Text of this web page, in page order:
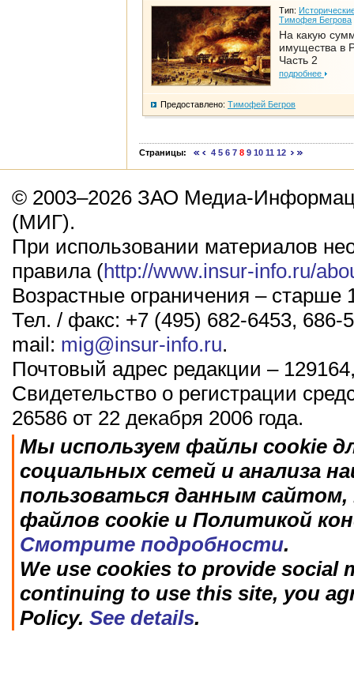
Тип:
Тимофея Бегрова
На какую
имущества в
Часть 2
подробнее
Предоставлено: Тимофей Бегров
Страницы: 4 5 6 7 8 9 10 11 12
© 2003–2026 ЗАО Медиа-
(МИГ).
При использовании материалов
правила (http://www.insur-info.ru/
Возрастные ограничения – старше
Тел. / факс: +7 (495) 682-6453, 686-
mail: mig@insur-info.ru.
Почтовый адрес редакции –
Свидетельство о регистрации
26586 от 22 декабря 2006 года.
Мы используем файлы cookie
социальных сетей и анализа
пользоваться данным
файлов cookie и Политикой
Смотрите подробности.
We use cookies to provide social
continuing to use this site, you
Policy. See details.